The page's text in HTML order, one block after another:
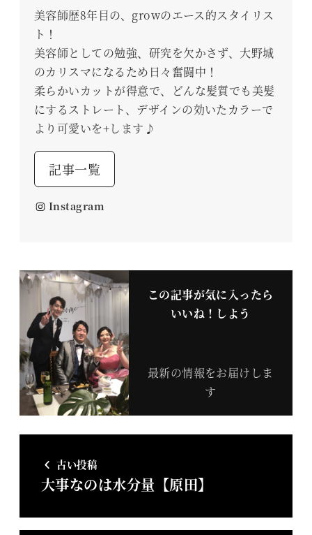
美容師歴8年目の、growのエース的スタイリス
ト！
美容師としての勉強、研究を欠かさず、大野城
のカリスマになるため日々奮闘中！
柔らかいカットが得意で、どんな髪質でも美髪
にするストレート、デザインの効いたカラーで
より可愛いを+します♪
記事一覧
Instagram
この記事が気に入ったら
いいね！しよう
最新の情報をお届けしま
す
古い投稿
大事なのは水分量【原田】